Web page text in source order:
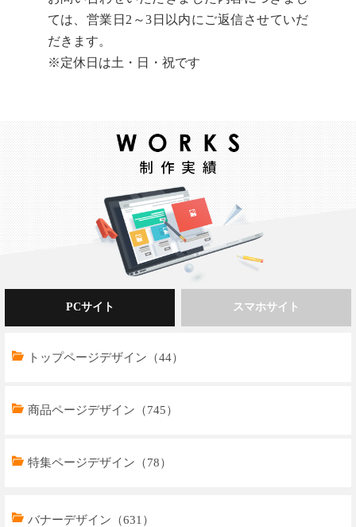
ては、営業日2～3日以内にご返信させていだ
だきます。
※定休日は土・日・祝です
PCサイト
トップページデザイン（44）
商品ページデザイン（745）
特集ページデザイン（78）
スマホサイト
トップページデザイン（32）
バナーデザイン（631）